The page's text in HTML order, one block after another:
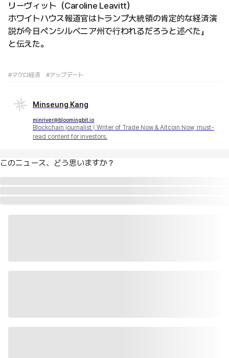
リーヴィット（Caroline Leavitt）
ホワイトハウス報道官はトランプ大統領の肯定的な経済演
説が今日ペンシルベニア州で行われるだろうと述べた」
と伝えた。
#マクロ経済 #アップデート
Minseung Kang
minriver@bloomingbit.io
Blockchain journalist | Writer of Trade Now & Altcoin Now, must-
read content for investors.
このニュース、どう思いますか？